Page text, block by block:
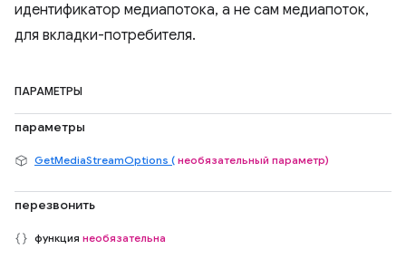
идентификатор медиапотока, а не сам медиапоток,
для вкладки-потребителя.
ПАРАМЕТРЫ
параметры
GetMediaStreamOptions ( необязательный параметр)
перезвонить
функция необязательна